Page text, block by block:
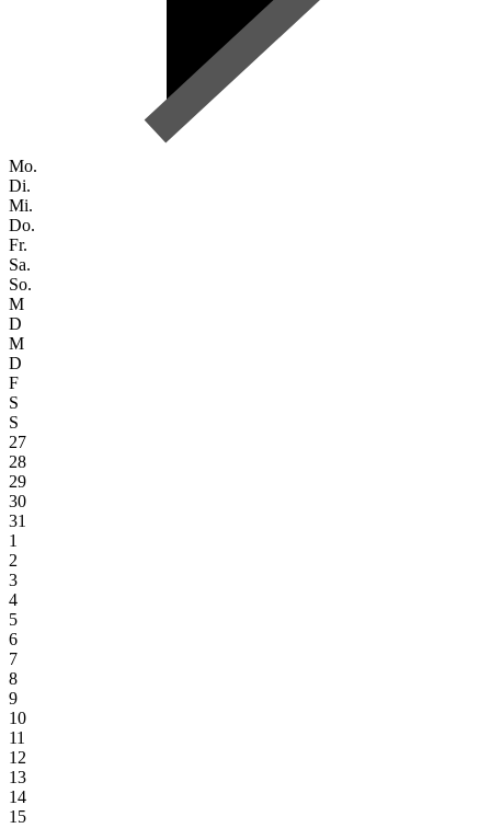
Mo.
Di.
Mi.
Do.
Fr.
Sa.
So.
M
D
M
D
F
S
S
27
28
29
30
31
1
2
3
4
5
6
7
8
9
10
11
12
13
14
15